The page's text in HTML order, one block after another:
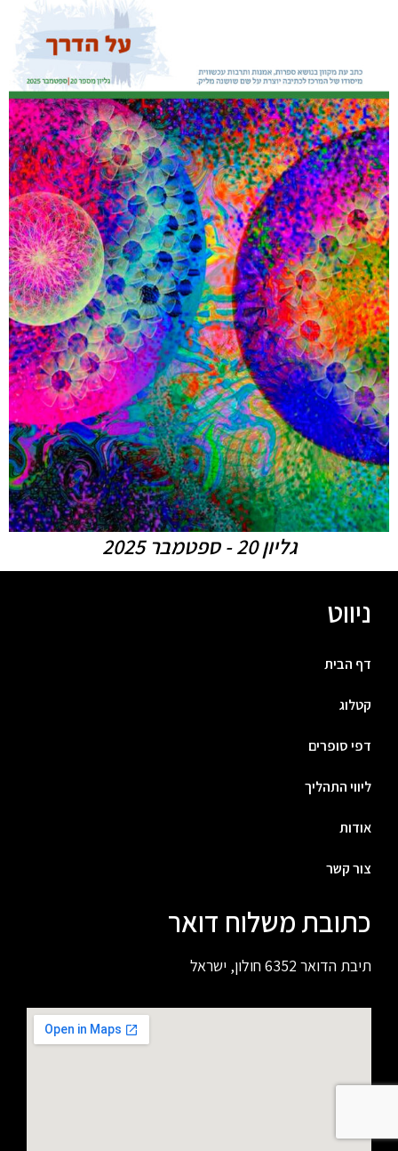
גליון 20 - ספטמבר 2025
ניווט
דף הבית
קטלוג
דפי סופרים
ליווי התהליך
אודות
צור קשר
כתובת משלוח דואר
תיבת הדואר 6352 חולון, ישראל